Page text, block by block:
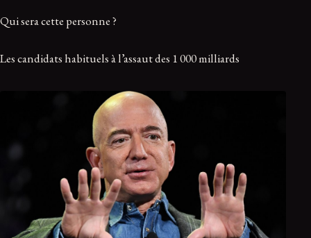
Qui sera cette personne ?
Les candidats habituels à l’assaut des 1 000 milliards